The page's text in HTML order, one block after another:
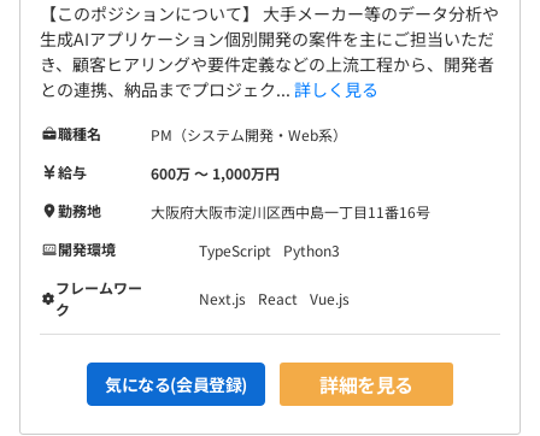
【このポジションについて】 大手メーカー等のデータ分析や
生成AIアプリケーション個別開発の案件を主にご担当いただ
き、顧客ヒアリングや要件定義などの上流工程から、開発者
との連携、納品までプロジェク... 詳しく見る
職種名
PM（システム開発・Web系）
給与
600万 〜 1,000万円
勤務地
大阪府大阪市淀川区西中島一丁目11番16号
開発環境
TypeScript
Python3
フレームワー
ク
Next.js React Vue.js
気になる(会員登録) 詳細を見る